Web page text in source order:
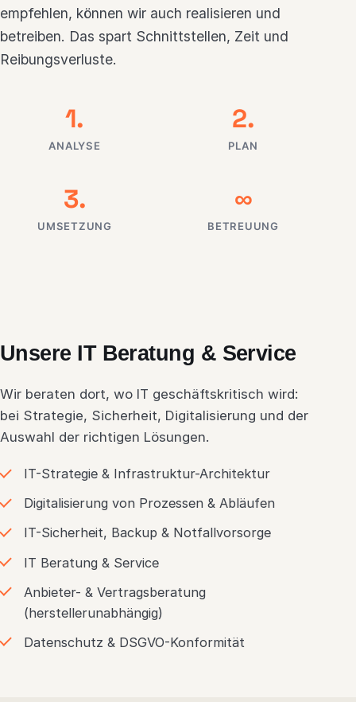
empfehlen, können wir auch realisieren und
betreiben. Das spart Schnittstellen, Zeit und
Reibungsverluste.
1.
ANALYSE
2.
PLAN
3.
UMSETZUNG
∞
BETREUUNG
Unsere IT Beratung & Service
Wir beraten dort, wo IT geschäftskritisch wird:
bei Strategie, Sicherheit, Digitalisierung und der
Auswahl der richtigen Lösungen.
IT-Strategie & Infrastruktur-Architektur
Digitalisierung von Prozessen & Abläufen
IT-Sicherheit, Backup & Notfallvorsorge
IT Beratung & Service
Anbieter- & Vertragsberatung
(herstellerunabhängig)
Datenschutz & DSGVO-Konformität